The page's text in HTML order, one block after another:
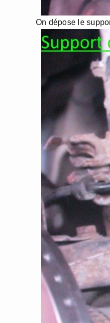
On dépose le